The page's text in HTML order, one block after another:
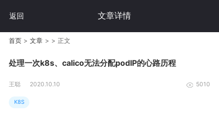
返回 文章详情
首页>文章 > > 正文
处理一次k8s、calico无法分配podIP的心路历程
王聪 2020.10.10 5010
K8S